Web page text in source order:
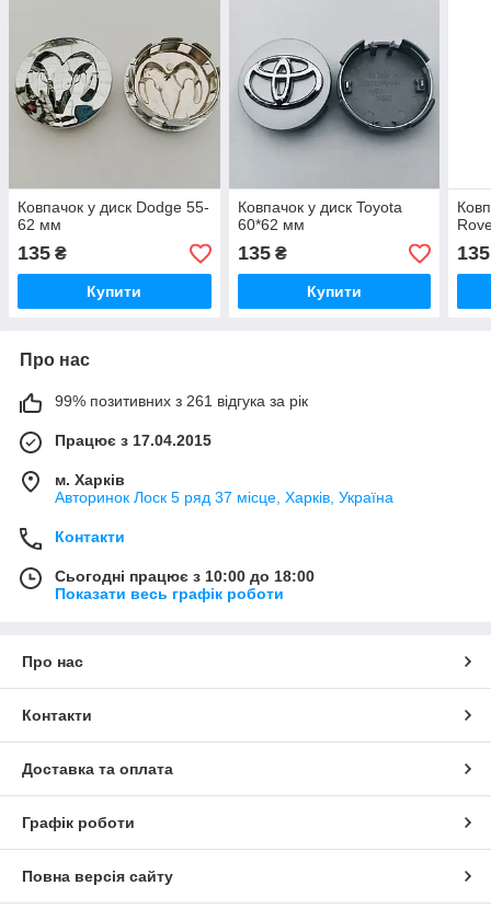
Ковпачок у диск Dodge 55-
62 мм
135 ₴
Купити
Ковпачок у диск Toyota
60*62 мм
135₴
Купити
135
Про нас
99% позитивних з 261 відгука за рік
Працює з 17.04.2015
м. Харків
Авторинок Лоск 5 ряд 37 місце, Харків, Україна
Контакти
Сьогодні працює з 10:00 до 18:00
Показати весь графік роботи
Про нас
Контакти
Доставка та оплата
Графік роботи
Повна версія сайту